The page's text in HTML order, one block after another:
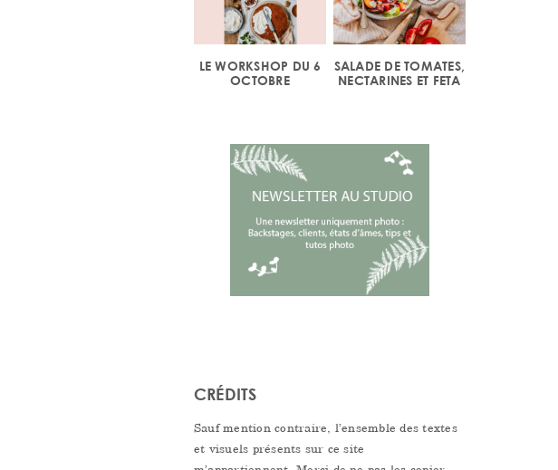
LE WORKSHOP DU 6
OCTOBRE
SALADE DE TOMATES,
NECTARINES ET FETA
CRÉDITS
Sauf mention contraire, l’ensemble des textes
et visuels présents sur ce site